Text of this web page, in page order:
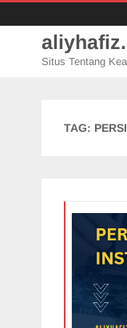
Situs Tentang
TAG: